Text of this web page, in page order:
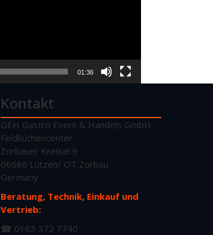
01:36
Kontakt
GEH Gastro Event & Handels GmbH
Feldküchencenter
Zorbauer Kreisel 9
06686 Lützen/ OT Zorbau
Germany
Beratung, Technik, Einkauf und
Vertrieb:
☎ 0163 372 7740